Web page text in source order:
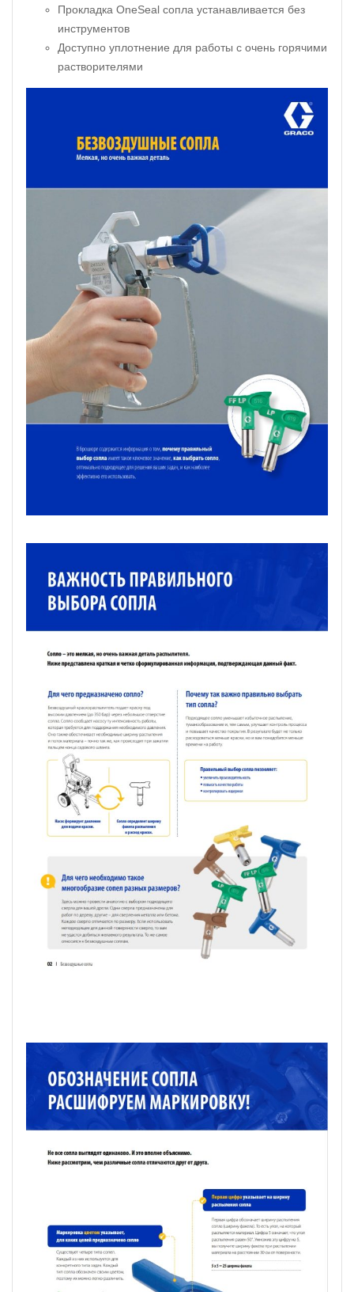
Прокладка OneSeal сопла устанавливается без
инструментов
Доступно уплотнение для работы с очень горячими
растворителями